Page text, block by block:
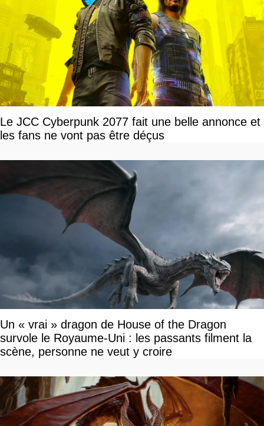
Le JCC Cyberpunk 2077 fait une belle annonce et
les fans ne vont pas être déçus
Un « vrai » dragon de House of the Dragon
survole le Royaume-Uni : les passants filment la
scène, personne ne veut y croire